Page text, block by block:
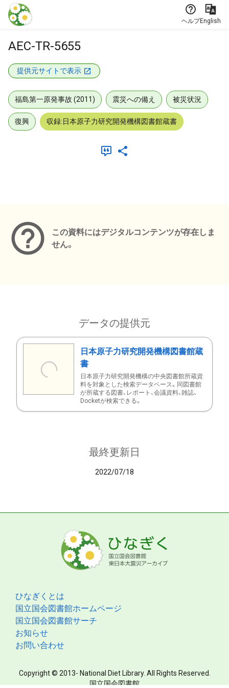
本文に飛ぶ
ヘルプEnglish
AEC-TR-5655
提供元サイトで表示
福島第一原発事故 (2011) 震災への備え 被災状況
復興 収録:日本原子力研究開発機構図書館蔵書
この資料にはデジタルコンテンツが存在しま
せん。
データの提供元
日本原子力研究開発機構図書館蔵
書
日本原子力研究開発機構の中央図書館所蔵資
料を対象とした検索データベース。同図書館
が所蔵する図書、レポート、会議資料、雑誌、
Docketが検索できる。
最終更新日
2022/07/18
ひなぎくとは
国立国会図書館ホームページ
国立国会図書館サーチ
お知らせ
お問い合わせ
Copyright © 2013- National Diet Library. All Rights Reserved.